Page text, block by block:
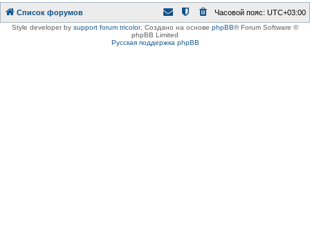
Список форумов Часовой пояс: UTC+03:00
Style developer by support forum tricolor, Создано на основе phpBB® Forum Software ©
phpBB Limited
Русская поддержка phpBB